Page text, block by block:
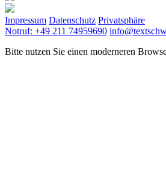
Impressum Datenschutz Privatsphäre
Notruf: +49 211 74959690
Bitte nutzen Sie einen moderneren